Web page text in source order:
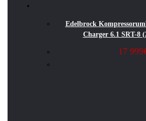
Edelbrock
Charger 6.1 SRT-8
17 999